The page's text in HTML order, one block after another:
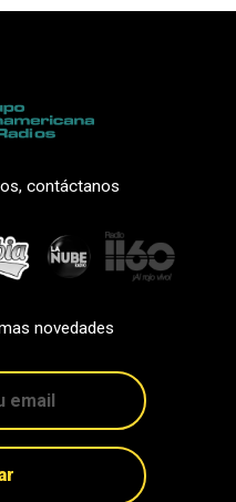
contáctanos
novedades